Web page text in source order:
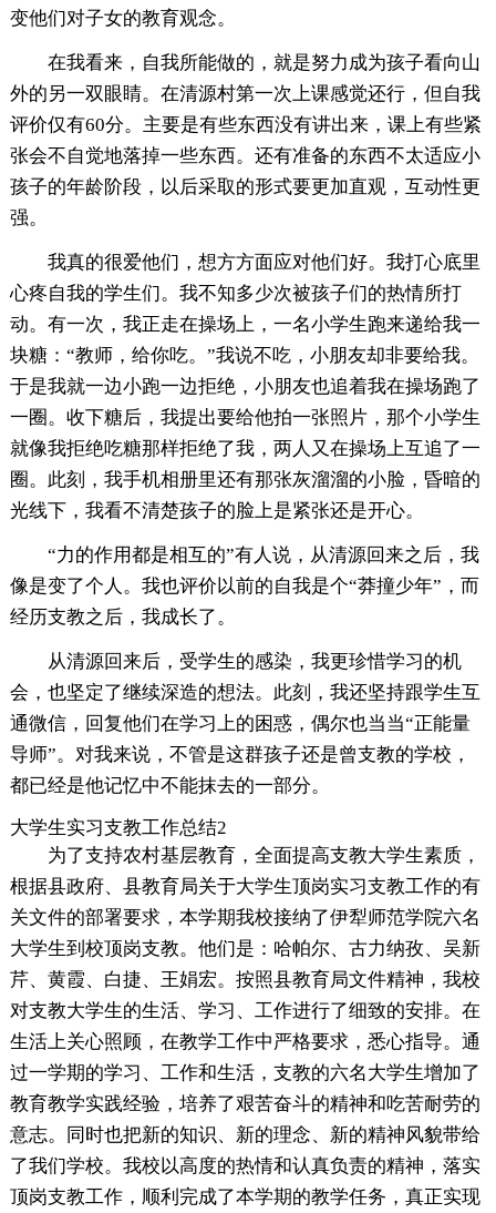
变他们对子女的教育观念。
在我看来，自我所能做的，就是努力成为孩子看向山
外的另一双眼睛。在清源村第一次上课感觉还行，但自我
评价仅有60分。主要是有些东西没有讲出来，课上有些紧
张会不自觉地落掉一些东西。还有准备的东西不太适应小
孩子的年龄阶段，以后采取的形式要更加直观，互动性更
强。
我真的很爱他们，想方方面应对他们好。我打心底里
心疼自我的学生们。我不知多少次被孩子们的热情所打
动。有一次，我正走在操场上，一名小学生跑来递给我一
块糖：“教师，给你吃。”我说不吃，小朋友却非要给我。
于是我就一边小跑一边拒绝，小朋友也追着我在操场跑了
一圈。收下糖后，我提出要给他拍一张照片，那个小学生
就像我拒绝吃糖那样拒绝了我，两人又在操场上互追了一
圈。此刻，我手机相册里还有那张灰溜溜的小脸，昏暗的
光线下，我看不清楚孩子的脸上是紧张还是开心。
“力的作用都是相互的”有人说，从清源回来之后，我
像是变了个人。我也评价以前的自我是个“莽撞少年”，而
经历支教之后，我成长了。
从清源回来后，受学生的感染，我更珍惜学习的机
会，也坚定了继续深造的想法。此刻，我还坚持跟学生互
通微信，回复他们在学习上的困惑，偶尔也当当“正能量
导师”。对我来说，不管是这群孩子还是曾支教的学校，
都已经是他记忆中不能抹去的一部分。
大学生实习支教工作总结2
为了支持农村基层教育，全面提高支教大学生素质，
根据县政府、县教育局关于大学生顶岗实习支教工作的有
关文件的部署要求，本学期我校接纳了伊犁师范学院六名
大学生到校顶岗支教。他们是：哈帕尔、古力纳孜、吴新
芹、黄霞、白捷、王娟宏。按照县教育局文件精神，我校
对支教大学生的生活、学习、工作进行了细致的安排。在
生活上关心照顾，在教学工作中严格要求，悉心指导。通
过一学期的学习、工作和生活，支教的六名大学生增加了
教育教学实践经验，培养了艰苦奋斗的精神和吃苦耐劳的
意志。同时也把新的知识、新的理念、新的精神风貌带给
了我们学校。我校以高度的热情和认真负责的精神，落实
顶岗支教工作，顺利完成了本学期的教学任务，真正实现